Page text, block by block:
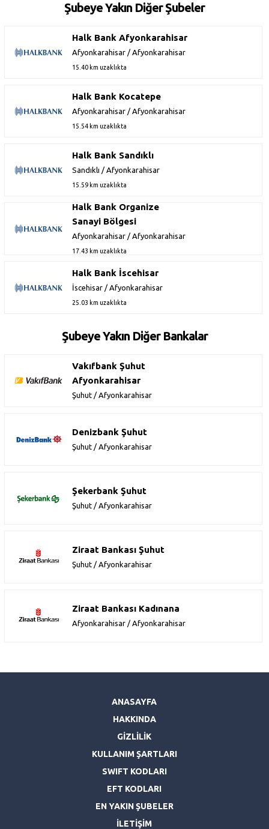
Şubeye Yakın Diğer Şubeler
Halk Bank Afyonkarahisar
Afyonkarahisar / Afyonkarahisar
15.40 km uzaklıkta
Halk Bank Kocatepe
Afyonkarahisar / Afyonkarahisar
15.54 km uzaklıkta
Halk Bank Sandıklı
Sandıklı / Afyonkarahisar
15.59 km uzaklıkta
Halk Bank Organize
Sanayi Bölgesi
Afyonkarahisar / Afyonkarahisar
17.43 km uzaklıkta
Halk Bank İscehisar
İscehisar / Afyonkarahisar
25.03 km uzaklıkta
Şubeye Yakın Diğer Bankalar
Vakıfbank Şuhut
Afyonkarahisar
Şuhut / Afyonkarahisar
Denizbank Şuhut
Şuhut / Afyonkarahisar
Şekerbank Şuhut
Şuhut / Afyonkarahisar
Ziraat Bankası Şuhut
Şuhut / Afyonkarahisar
Ziraat Bankası Kadınana
Afyonkarahisar / Afyonkarahisar
ANASAYFA
HAKKINDA
GİZLİLİK
KULLANIM ŞARTLARI
SWIFT KODLARI
EFT KODLARI
EN YAKIN ŞUBELER
İLETİŞİM